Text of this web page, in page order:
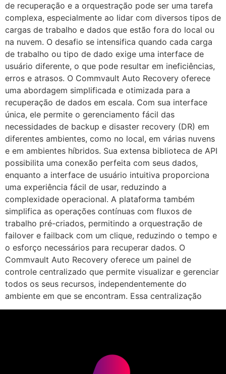
de recuperação e a orquestração pode ser uma tarefa
complexa, especialmente ao lidar com diversos tipos de
cargas de trabalho e dados que estão fora do local ou
na nuvem. O desafio se intensifica quando cada carga
de trabalho ou tipo de dado exige uma interface de
usuário diferente, o que pode resultar em ineficiências,
erros e atrasos. O Commvault Auto Recovery oferece
uma abordagem simplificada e otimizada para a
recuperação de dados em escala. Com sua interface
única, ele permite o gerenciamento fácil das
necessidades de backup e disaster recovery (DR) em
diferentes ambientes, como no local, em várias nuvens
e em ambientes híbridos. Sua extensa biblioteca de API
possibilita uma conexão perfeita com seus dados,
enquanto a interface de usuário intuitiva proporciona
uma experiência fácil de usar, reduzindo a
complexidade operacional. A plataforma também
simplifica as operações contínuas com fluxos de
trabalho pré-criados, permitindo a orquestração de
failover e failback com um clique, reduzindo o tempo e
o esforço necessários para recuperar dados. O
Commvault Auto Recovery oferece um painel de
controle centralizado que permite visualizar e gerenciar
todos os seus recursos, independentemente do
ambiente em que se encontram. Essa centralização